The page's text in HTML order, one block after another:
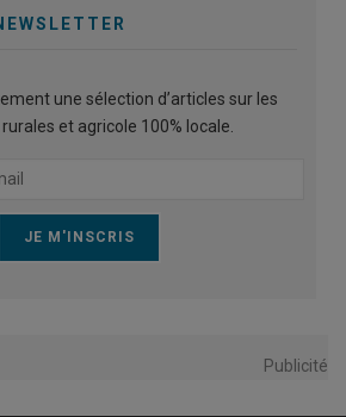
une sélection d’articles sur les
et agricole 100% locale.
Publicité